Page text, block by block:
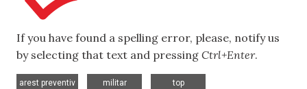
If you have found a spelling error, please, notify us
by selecting that text and pressing Ctrl+Enter.
arest preventiv
militar
top